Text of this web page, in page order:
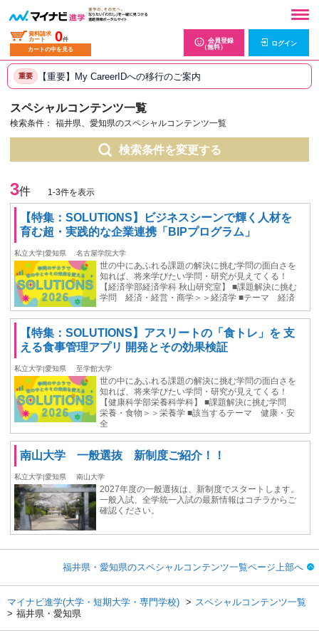
資料請求
カート
0件
カートの中を見る
会員登録
（無料）
ログイン
重要 【重要】My CareerIDへの移行のご案内
スペシャルコンテンツ一覧
検索条件： 福井県、愛知県のスペシャルコンテンツ一覧
検索条件を変更する
3件 1-3件を表示
【特集：SOLUTIONS】ビジネスシーンで輝く人材を
育む超・実践的な企業連携「BIPプログラム」
私立大学|愛知県 名古屋学院大学
世の中にあふれる課題の解決に挑む学問の面白さを
知れば、将来学びたい学問・研究が見えてくる！
【経済学部経済学科 秋山研究室】 ■課題解決に挑む
学問 経済・経営・商学＞＞経済学 ■テーマ 経済
【特集：SOLUTIONS】アスリートの「食トレ」を 支
える食事管理アプリ 開発とその効果検証
私立大学|愛知県 至学館大学
世の中にあふれる課題の解決に挑む学問の面白さを
知れば、将来学びたい学問・研究が見えてくる！
【健康科学部栄養科学科】 ■課題解決に挑む学問
栄養・食物＞＞栄養学 ■該当するテーマ 健康・安
全
南山大学 一般選抜 新制度ご紹介！！
私立大学|愛知県 南山大学
2027年度の一般選抜は、新制度でスタートします。
一般入試、全学統一入試の最新情報はコチラからご
確認ください。
福井県・愛知県のスペシャルコンテンツ一覧ページ上部へ
マイナビ進学(大学・短期大学・専門学校)
スペシャルコンテンツ一覧
福井県・愛知県